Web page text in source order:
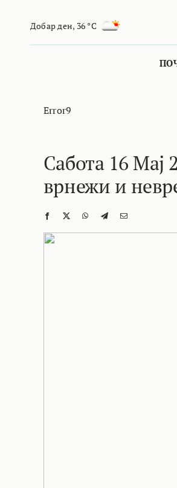
Добар ден, 36 °C
Error9
Сабота 16
врнежи и